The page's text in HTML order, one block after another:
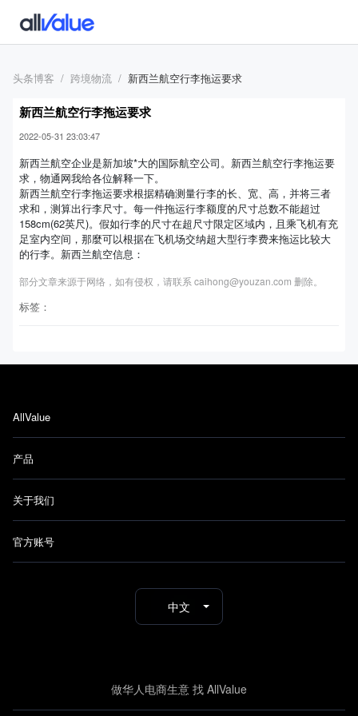
头条博客 跨境物流 新西兰航空行李拖运要求
新西兰航空行李拖运要求
2022-05-31 23:03:47
新西兰航空企业是新加坡*大的国际航空公司。新西兰航空行李拖运要
求，物通网我给各位解释一下。
新西兰航空行李拖运要求根据精确测量行李的长、宽、高，并将三者
求和，测算出行李尺寸。每一件拖运行李额度的尺寸总数不能超过
158cm(62英尺)。假如行李的尺寸在超尺寸限定区域内，且乘飞机有充
足室内空间，那麼可以根据在飞机场交纳超大型行李费来拖运比较大
的行李。新西兰航空信息：
部分文章来源于网络，如有侵权，请联系 caihong@youzan.com 删除。
标签：
AllValue
产品
关于我们
官方账号
中文
做华人电商生意 找 AllValue